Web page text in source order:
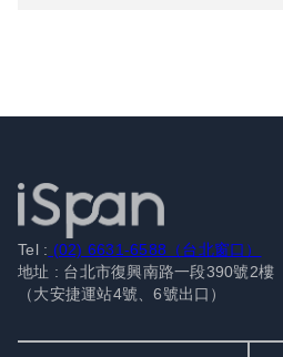
Tel : (02) 6631-6588（台北窗口）
地址 : 台北市復興南路一段390號2樓
（大安捷運站4號、6號出口）